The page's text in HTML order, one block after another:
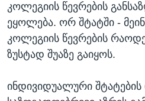
კოლეგიის წევრების
ეყოლება. ორ შტატში -
კოლეგიის წევრების
ზუსტად შუაზე გაიყოს.
ინდივიდუალური